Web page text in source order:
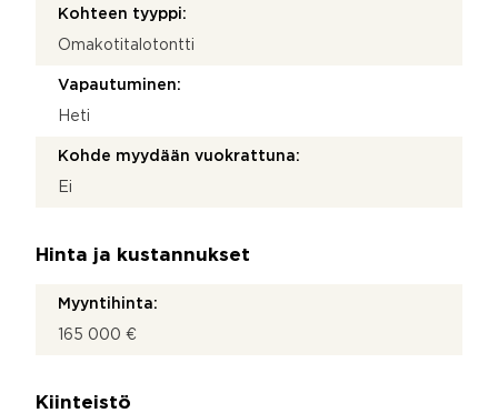
Kohteen tyyppi:
Omakotitalotontti
Vapautuminen:
Heti
Kohde myydään vuokrattuna:
Ei
Hinta ja kustannukset
Myyntihinta:
165 000 €
Kiinteistö